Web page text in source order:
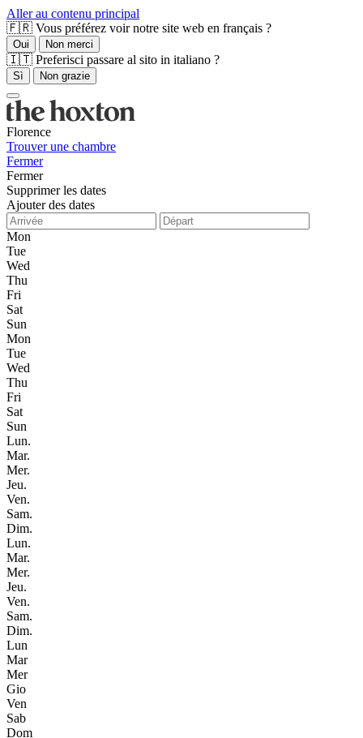
Aller au contenu principal
🇫🇷 Vous préférez voir notre site web en français ?
Oui Non merci
🇮🇹 Preferisci passare al sito in italiano ?
Sì Non grazie
Florence
Trouver une chambre
Fermer
Fermer
Supprimer les dates
Ajouter des dates
Mon
Tue
Wed
Thu
Fri
Sat
Sun
Mon
Tue
Wed
Thu
Fri
Sat
Sun
Lun.
Mar.
Mer.
Jeu.
Ven.
Sam.
Dim.
Lun.
Mar.
Mer.
Jeu.
Ven.
Sam.
Dim.
Lun
Mar
Mer
Gio
Ven
Sab
Dom